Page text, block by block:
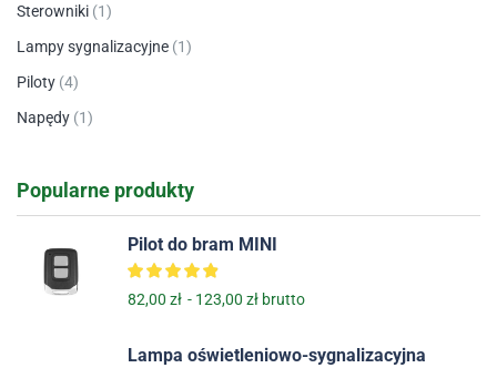
Sterowniki (1)
Lampy sygnalizacyjne (1)
Piloty (4)
Napędy (1)
Popularne produkty
Pilot do bram MINI
82,00 zł - 123,00 zł brutto
Lampa oświetleniowo-sygnalizacyjna